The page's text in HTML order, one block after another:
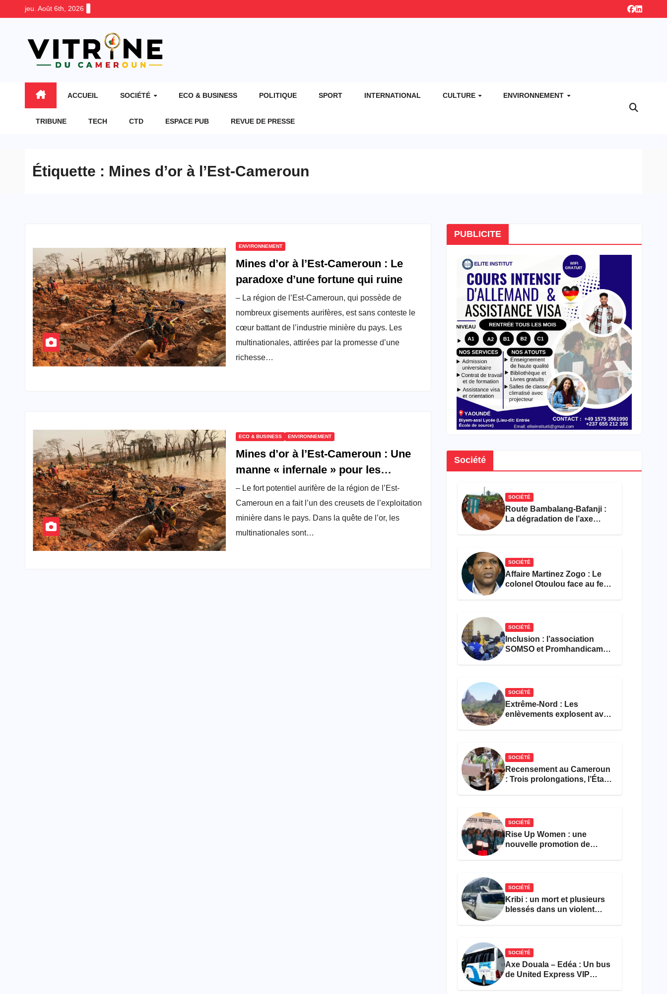
jeu. Août 6th, 2026
ACCUEIL SOCIÉTÉ ECO & BUSINESS POLITIQUE SPORT INTERNATIONAL CULTURE ENVIRONNEMENT
TRIBUNE TECH CTD ESPACE PUB REVUE DE PRESSE
Étiquette : Mines d’or à l’Est-Cameroun
ENVIRONNEMENT
Mines d’or à l’Est-Cameroun : Le
paradoxe d’une fortune qui ruine
– La région de l’Est-Cameroun, qui possède de
nombreux gisements aurifères, est sans conteste le
cœur battant de l’industrie minière du pays. Les
multinationales, attirées par la promesse d’une
richesse…
ECO & BUSINESS ENVIRONNEMENT
Mines d’or à l’Est-Cameroun : Une
manne « infernale » pour les
populations
– Le fort potentiel aurifère de la région de l’Est-
Cameroun en a fait l’un des creusets de l’exploitation
minière dans le pays. Dans la quête de l’or, les
multinationales sont…
PUBLICITE
Société
SOCIÉTÉ
Route Bambalang-Bafanji :
La dégradation de l’axe
SOCIÉTÉ
Affaire Martinez Zogo : Le
colonel Otoulou face au feu
SOCIÉTÉ
Inclusion : l’association
SOMSO et Promhandicam
SOCIÉTÉ
Extrême-Nord : Les
enlèvements explosent avec
SOCIÉTÉ
Recensement au Cameroun
: Trois prolongations, l’État
SOCIÉTÉ
Rise Up Women : une
nouvelle promotion de
SOCIÉTÉ
Kribi : un mort et plusieurs
blessés dans un violent
SOCIÉTÉ
Axe Douala – Edéa : Un bus
de United Express VIP